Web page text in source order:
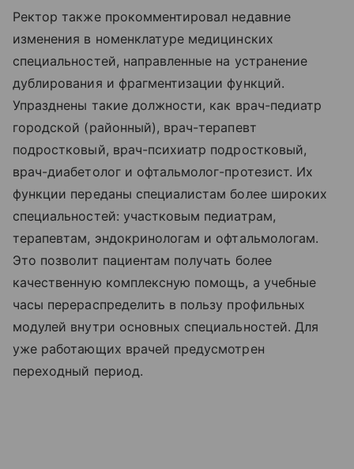
Ректор также прокомментировал недавние
изменения в номенклатуре медицинских
специальностей, направленные на устранение
дублирования и фрагментизации функций.
Упразднены такие должности, как врач-педиатр
городской (районный), врач-терапевт
подростковый, врач-психиатр подростковый,
врач-диабетолог и офтальмолог-протезист. Их
функции переданы специалистам более широких
специальностей: участковым педиатрам,
терапевтам, эндокринологам и офтальмологам.
Это позволит пациентам получать более
качественную комплексную помощь, а учебные
часы перераспределить в пользу профильных
модулей внутри основных специальностей. Для
уже работающих врачей предусмотрен
переходный период.